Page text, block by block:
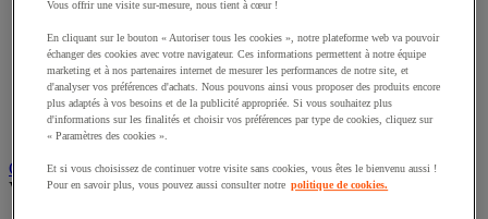
Éclairage scénique et architectural
Éclairage studio et accessoirisation
Équipement audio et Hi-Fi
Matériel de projection et vidéoprojection
Sonorisation et enregistrement professionnels
Studio Web radio et vidéo
Système d'affichage dynamique et interactif
Chauffage, climatisation et traitement de l'air
Vous offrir une visite sur-mesure, nous tient à cœur !
En cliquant sur le bouton « Autoriser tous les cookies », notre plateforme web va pouvoir
échanger des cookies avec votre navigateur. Ces informations permettent à notre équipe
marketing et à nos partenaires internet de mesurer les performances de notre site, et
d'analyser vos préférences d'achats. Nous pouvons ainsi vous proposer des produits encore
plus adaptés à vos besoins et de la publicité appropriée. Si vous souhaitez plus
d'informations sur les finalités et choisir vos préférences par type de cookies, cliquez sur
« Paramètres des cookies ».
Et si vous choisissez de continuer votre visite sans cookies, vous êtes le bienvenu aussi !
Pour en savoir plus, vous pouvez aussi consulter notre politique de cookies.